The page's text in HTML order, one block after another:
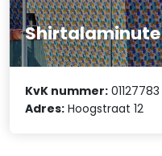
Shirtalaminute
KvK nummer: 01127783
Adres: Hoogstraat 12